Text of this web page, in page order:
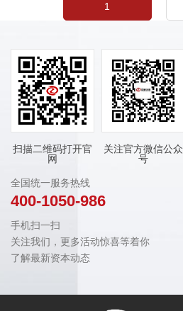
1
扫描二维码打开官
网
关注官方微信公众
号
全国统一服务热线
400-1050-986
手机扫一扫
关注我们，更多活动惊喜等着你
了解最新资本动态